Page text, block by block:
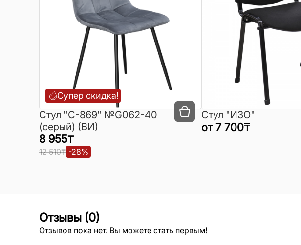
Супер скидка!
Cтул "C-869" №G062-40
(серый) (ВИ)
8 955₸
12 510₸ -28%
Стул "ИЗО"
от 7 700₸
Отзывы (0)
Отзывов пока нет. Вы можете стать первым!